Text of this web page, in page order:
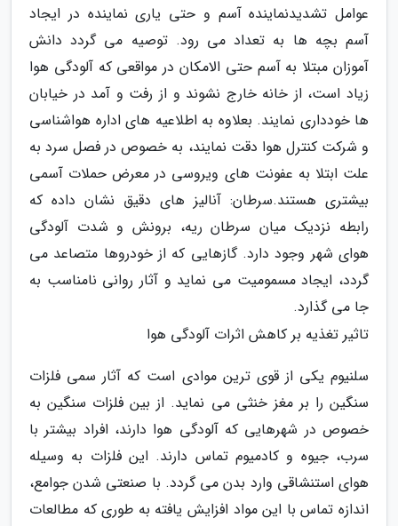
عوامل تشدیدنماینده آسم و حتی یاری نماینده در ایجاد
آسم بچه ها به تعداد می رود. توصیه می گردد دانش
آموزان مبتلا به آسم حتی الامکان در مواقعی که آلودگی هوا
زیاد است، از خانه خارج نشوند و از رفت و آمد در خیابان
ها خودداری نمایند. بعلاوه به اطلاعیه های اداره هواشناسی
و شرکت کنترل هوا دقت نمایند، به خصوص در فصل سرد به
علت ابتلا به عفونت های ویروسی در معرض حملات آسمی
بیشتری هستند.سرطان: آنالیز های دقیق نشان داده که
رابطه نزدیک میان سرطان ریه، برونش و شدت آلودگی
هوای شهر وجود دارد. گازهایی که از خودروها متصاعد می
گردد، ایجاد مسمومیت می نماید و آثار روانی نامناسب به
جا می گذارد.
تاثیر تغذیه بر کاهش اثرات آلودگی هوا
سلنیوم یکی از قوی ترین موادی است که آثار سمی فلزات
سنگین را بر مغز خنثی می نماید. از بین فلزات سنگین به
خصوص در شهرهایی که آلودگی هوا دارند، افراد بیشتر با
سرب، جیوه و کادمیوم تماس دارند. این فلزات به وسیله
هوای استنشاقی وارد بدن می گردد. با صنعتی شدن جوامع،
اندازه تماس با این مواد افزایش یافته به طوری که مطالعات